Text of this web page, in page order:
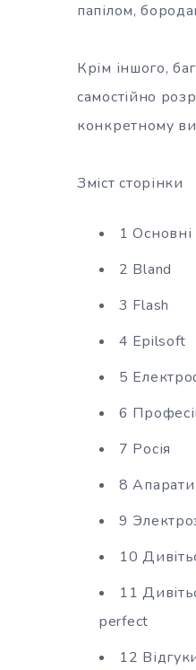
папілом,
Крім іншого,
самостійно
конкретному
Зміст сторінки
1 Основні
2 Bland
3 Flash
4 Epilsoft
5
6
7 Росія
8 Апарати
9
10
11
perfect
12